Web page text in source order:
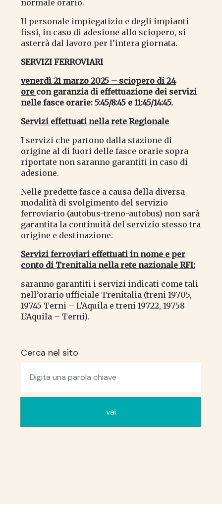
normale orario.
Il personale impiegatizio e degli impianti
fissi, in caso di adesione allo sciopero, si
asterrà dal lavoro per l’intera giornata.
SERVIZI FERROVIARI
venerdì 21 marzo 2025 – sciopero di 24
ore con garanzia di effettuazione dei servizi
nelle fasce orarie: 5:45/8:45 e 11:45/14:45.
Servizi effettuati nella rete Regionale
I servizi che partono dalla stazione di
origine al di fuori delle fasce orarie sopra
riportate non saranno garantiti in caso di
adesione.
Nelle predette fasce a causa della diversa
modalità di svolgimento del servizio
ferroviario (autobus-treno-autobus) non sarà
garantita la continuità del servizio stesso tra
origine e destinazione.
Servizi ferroviari effettuati in nome e per
conto di Trenitalia nella rete nazionale RFI:
saranno garantiti i servizi indicati come tali
nell’orario ufficiale Trenitalia (treni 19705,
19745 Terni – L’Aquila e treni 19722, 19758
L’Aquila – Terni).
Cerca nel sito